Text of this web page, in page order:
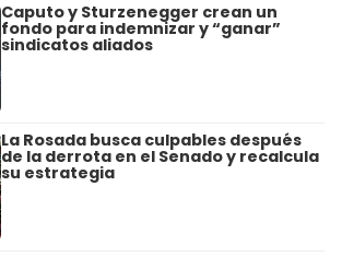
Caputo y Sturzenegger crean un
fondo para indemnizar y “ganar”
sindicatos aliados
La Rosada busca culpables después
de la derrota en el Senado y recalcula
su estrategia